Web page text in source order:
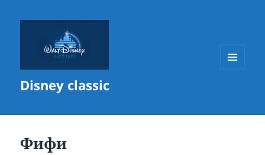
Disney classic
Фифи